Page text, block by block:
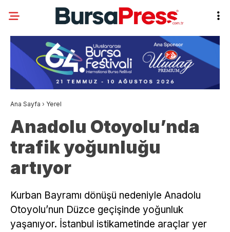
Ana Sayfa › Yerel
Anadolu Otoyolu’nda
trafik yoğunluğu
artıyor
Kurban Bayramı dönüşü nedeniyle Anadolu
Otoyolu’nun Düzce geçişinde yoğunluk
yaşanıyor. İstanbul istikametinde araçlar yer